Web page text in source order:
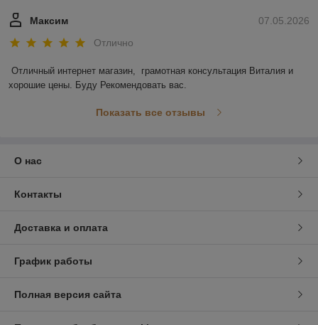
07.05.2026
Максим
Отлично
Отличный интернет магазин,  грамотная консультация Виталия и
хорошие цены. Буду Рекомендовать вас.
Показать все отзывы
О нас
Контакты
Доставка и оплата
График работы
Полная версия сайта